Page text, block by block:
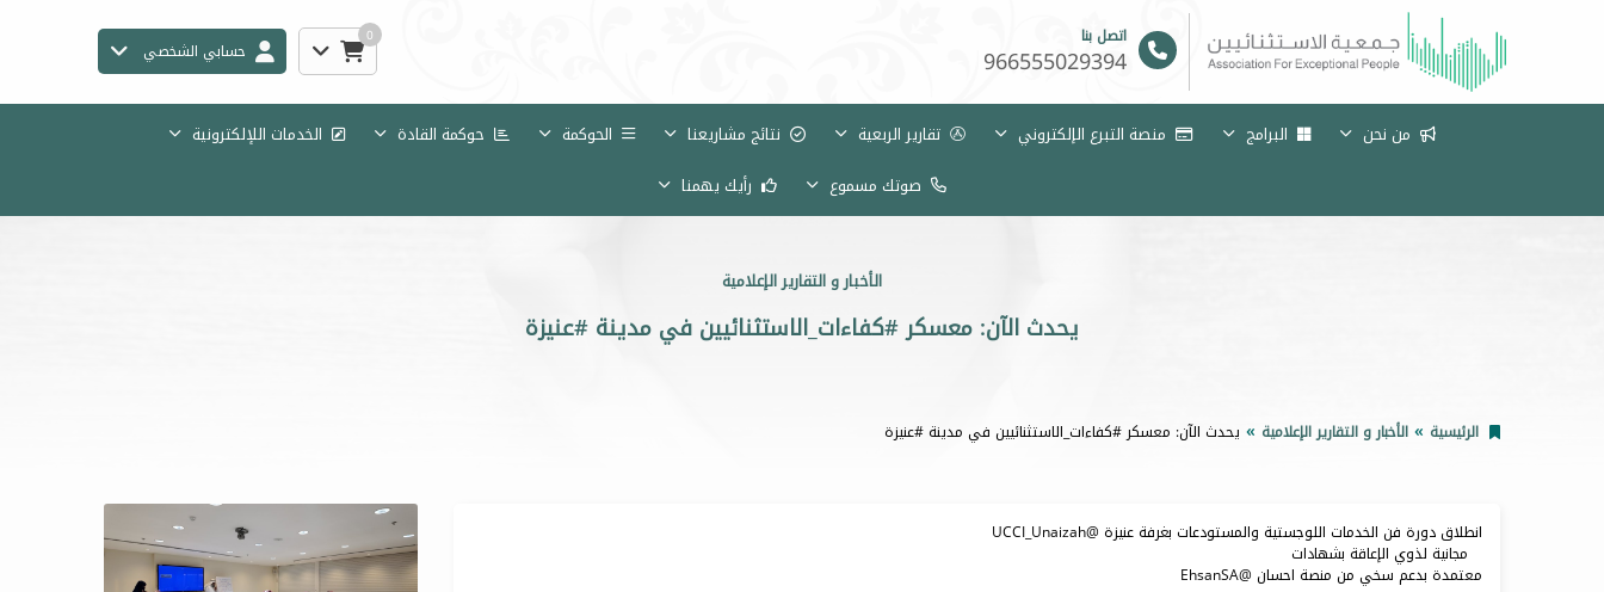
اتصل بنا
966555029394
0
حسابي الشخصي
من نحن البرامج منصة التبرع الإلكتروني تقارير الربعية نتائج مشاريعنا الحوكمة حوكمة القادة
الخدمات اللإلكترونية
صوتك مسموع
رأيك يهمنا
الأخبار و التقارير الإعلامية
يحدث الآن: معسكر #كفاءات_الاستثنائيين في مدينة #عنيزة
الرئيسية الأخبار و التقارير الإعلامية يحدث الآن: معسكر #كفاءات_الاستثنائيين في مدينة #عنيزة
انطلاق دورة فن الخدمات اللوجستية والمستودعات بغرفة عنيزة @UCCI_Unaizah
مجانية لذوي الإعاقة بشهادات
معتمدة بدعم سخي من منصة احسان @EhsanSA